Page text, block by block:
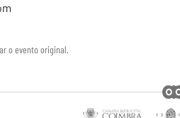
o evento original.